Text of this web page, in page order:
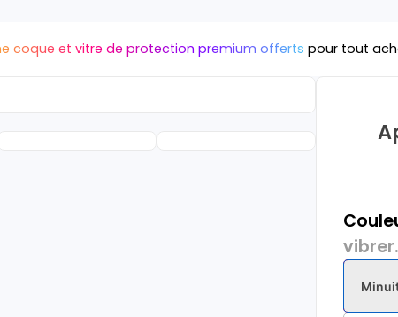
coque et vitre de protection premium offerts pour tout
vibrer.